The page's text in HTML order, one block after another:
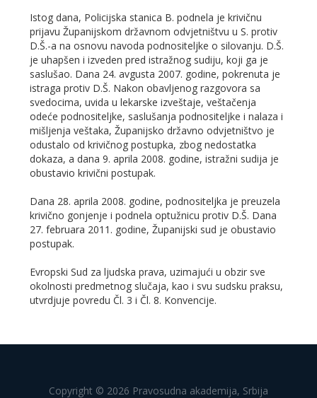
Istog dana, Policijska stanica B. podnela je krivičnu
prijavu Županijskom državnom odvjetništvu u S. protiv
D.Š.-a na osnovu navoda podnositeljke o silovanju. D.Š.
je uhapšen i izveden pred istražnog sudiju, koji ga je
saslušao. Dana 24. avgusta 2007. godine, pokrenuta je
istraga protiv D.Š. Nakon obavljenog razgovora sa
svedocima, uvida u lekarske izveštaje, veštačenja
odeće podnositeljke, saslušanja podnositeljke i nalaza i
mišljenja veštaka, Županijsko državno odvjetništvo je
odustalo od krivičnog postupka, zbog nedostatka
dokaza, a dana 9. aprila 2008. godine, istražni sudija je
obustavio krivični postupak.
Dana 28. aprila 2008. godine, podnositeljka je preuzela
krivično gonjenje i podnela optužnicu protiv D.Š. Dana
27. februara 2011. godine, Županijski sud je obustavio
postupak.
Evropski Sud za ljudska prava, uzimajući u obzir sve
okolnosti predmetnog slučaja, kao i svu sudsku praksu,
utvrdjuje povredu Čl. 3 i Čl. 8. Konvencije.
Copyright © 2026 Pravosudna akademija, Srbija